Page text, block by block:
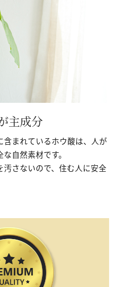
主成分
まれているホウ酸は、 人が
自然素材です。
さないので、住む人に安全